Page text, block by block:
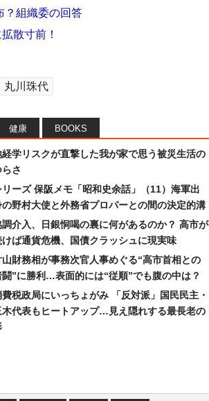
？組織委の回答
散寸前！
丸川珠代
健康 BOOKS
経学リスクが直撃した我が家で思う被災生活の
さ
リーズ 保阪メモ「昭和史余話」（11）海軍出
の野村大使と外務省プロパーとの間の決定的溝
調介入、日銀恫喝の裏に何があるのか？ 高市が
けば通貨危機、国債クラッシュに現実味
山財務相が事務次官人事めぐる“高市首相との
闘”に勝利…表面的には“従順”でも腹の中は？
費税政局にいっちょがみ 「反対派」国民民主・
木代表もヒートアップ…見え隠れする最長老の